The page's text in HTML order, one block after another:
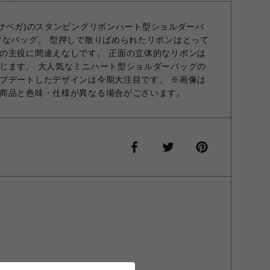
ガ)のスタンピングリボンハート型ショルダーバ
バッグ。 型押しで散りばめられたリボンはとって
主役に間違えなしです。 正面の立体的なリボンは
ます。 大人気なミニハート型ショルダーバッグの
デートしたデザインは今期大注目です。 ※画像は
品と色味・仕様が異なる場合がございます。